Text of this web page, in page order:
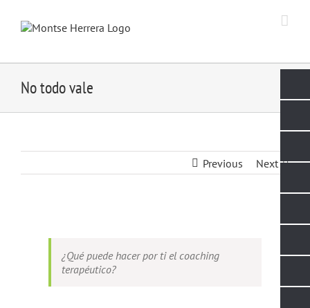
content
No todo vale
Previous Next
Larger
¿Qué puede hacer por ti el coaching
terapéutico?